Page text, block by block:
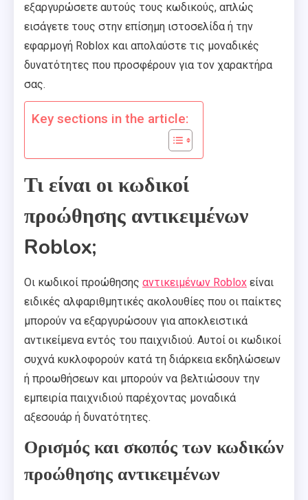
εξαργυρώσετε αυτούς τους κωδικούς, απλώς
εισάγετε τους στην επίσημη ιστοσελίδα ή την
εφαρμογή Roblox και απολαύστε τις μοναδικές
δυνατότητες που προσφέρουν για τον χαρακτήρα
σας.
Key sections in the article:
Τι είναι οι κωδικοί
προώθησης αντικειμένων
Roblox;
Οι κωδικοί προώθησης αντικειμένων Roblox είναι
ειδικές αλφαριθμητικές ακολουθίες που οι παίκτες
μπορούν να εξαργυρώσουν για αποκλειστικά
αντικείμενα εντός του παιχνιδιού. Αυτοί οι κωδικοί
συχνά κυκλοφορούν κατά τη διάρκεια εκδηλώσεων
ή προωθήσεων και μπορούν να βελτιώσουν την
εμπειρία παιχνιδιού παρέχοντας μοναδικά
αξεσουάρ ή δυνατότητες.
Ορισμός και σκοπός των κωδικών
προώθησης αντικειμένων